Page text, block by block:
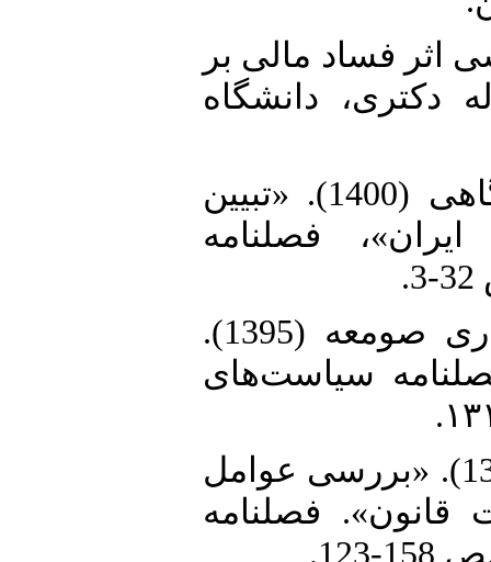
مهدی (1397). بررسی اثر فساد مالی بر
دکتری، دانشگاه
12. ساعدی، علیرضا و حسن درگاهی (1400). «تبیین
فصلنامه
13. سلاطین، پروانه و نیلوفر غفاری صومعه (1395).
سیاست‌های
14. سلاطین، پروانه و همکاران (1397). «بررسی عوامل
فصلنامه